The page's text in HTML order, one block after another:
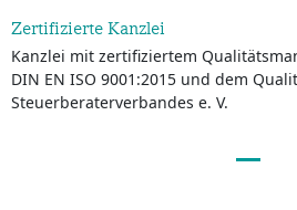
Zertifizierte Kanzlei
Kanzlei mit zertifiziertem
DIN EN ISO 9001:2015 und dem
Steuerberaterverbandes e. V.